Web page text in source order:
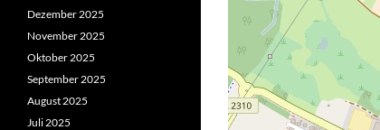
Dezember 2025
November 2025
Oktober 2025
September 2025
August 2025
Juli 2025